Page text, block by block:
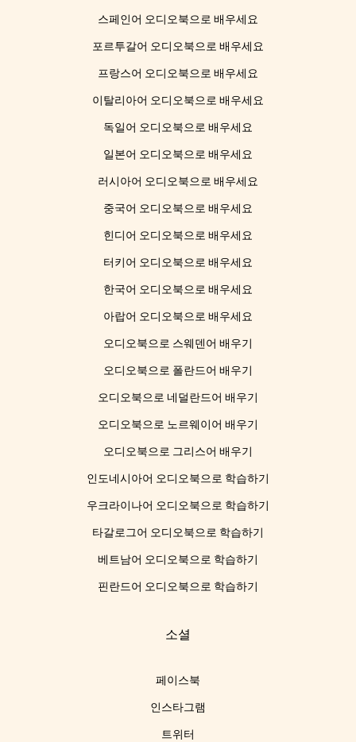
스페인어 오디오북으로 배우세요
포르투갈어 오디오북으로 배우세요
프랑스어 오디오북으로 배우세요
이탈리아어 오디오북으로 배우세요
독일어 오디오북으로 배우세요
일본어 오디오북으로 배우세요
러시아어 오디오북으로 배우세요
중국어 오디오북으로 배우세요
힌디어 오디오북으로 배우세요
터키어 오디오북으로 배우세요
한국어 오디오북으로 배우세요
아랍어 오디오북으로 배우세요
오디오북으로 스웨덴어 배우기
오디오북으로 폴란드어 배우기
오디오북으로 네덜란드어 배우기
오디오북으로 노르웨이어 배우기
오디오북으로 그리스어 배우기
인도네시아어 오디오북으로 학습하기
우크라이나어 오디오북으로 학습하기
타갈로그어 오디오북으로 학습하기
베트남어 오디오북으로 학습하기
핀란드어 오디오북으로 학습하기
소셜
페이스북
인스타그램
트위터